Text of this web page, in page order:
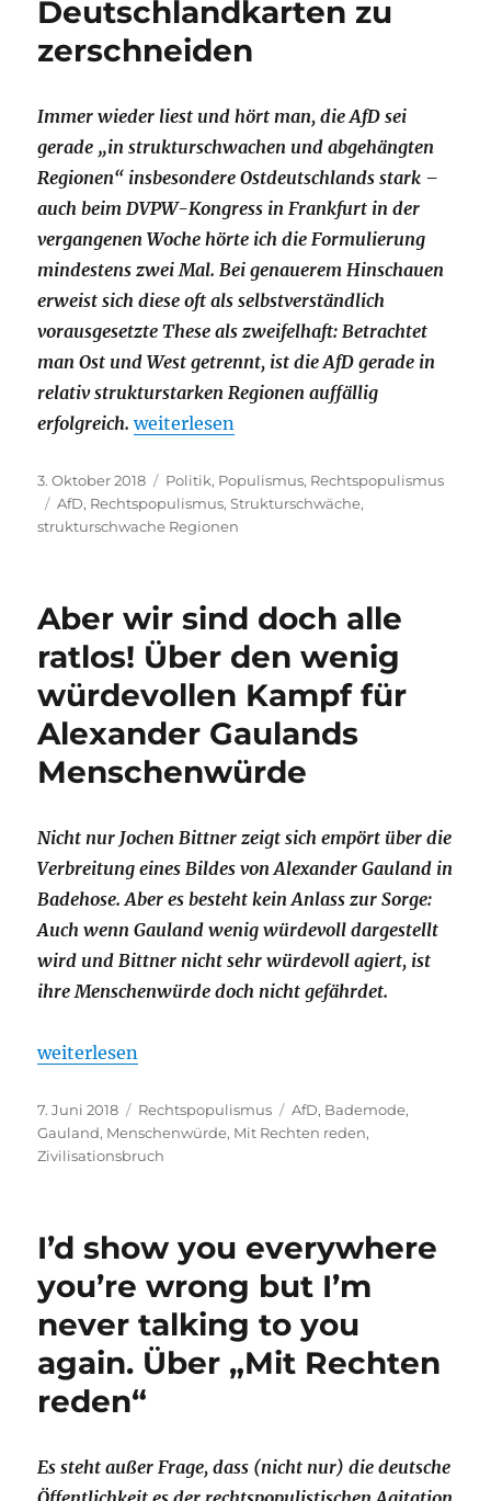
Deutschlandkarten zu
zerschneiden
Immer wieder liest und hört man, die AfD sei
gerade „in strukturschwachen und abgehängten
Regionen“ insbesondere Ostdeutschlands stark –
auch beim DVPW-Kongress in Frankfurt in der
vergangenen Woche hörte ich die Formulierung
mindestens zwei Mal. Bei genauerem Hinschauen
erweist sich diese oft als selbstverständlich
vorausgesetzte These als zweifelhaft: Betrachtet
man Ost und West getrennt, ist die AfD gerade in
relativ strukturstarken Regionen auffällig
erfolgreich. „Eine strukturschwache These. Oder:
weiterlesen
Veröffentlicht
am
3. Oktober 2018 Kategorien
Politik, Populismus, Rechtspopulismus
Schlagwörter
AfD, Rechtspopulismus,Strukturschwäche,
strukturschwache Regionen
Aber wir sind doch alle
ratlos! Über den wenig
würdevollen Kampf für
Alexander Gaulands
Menschenwürde
Nicht nur Jochen Bittner zeigt sich empört über die
Verbreitung eines Bildes von Alexander Gauland in
Badehose. Aber es besteht kein Anlass zur Sorge:
Auch wenn Gauland wenig würdevoll dargestellt
wird und Bittner nicht sehr würdevoll agiert, ist
ihre Menschenwürde doch nicht gefährdet.
„Aber wir sind doch alle ratlos! Über den wenig
weiterlesen
Veröffentlicht
am
7. Juni 2018 Kategorien
Rechtspopulismus Schlagwörter
AfD, Bademode,
Gauland, Menschenwürde, Mit Rechten reden,
Zivilisationsbruch
I’d show you everywhere
you’re wrong but I’m
never talking to you
again. Über „Mit Rechten
reden“
Es steht außer Frage, dass (nicht nur) die deutsche